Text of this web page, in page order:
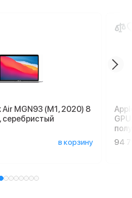
Air MGN93 (M1, 2020) 8
серебристый
в корзину
94